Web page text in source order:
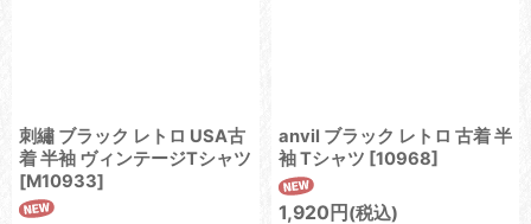
刺繡 ブラック レトロ USA古
着 半袖 ヴィンテージTシャツ
[M10933]
anvil ブラック レトロ 古着 半
袖 Tシャツ [10968]
1,920 円 (税込)